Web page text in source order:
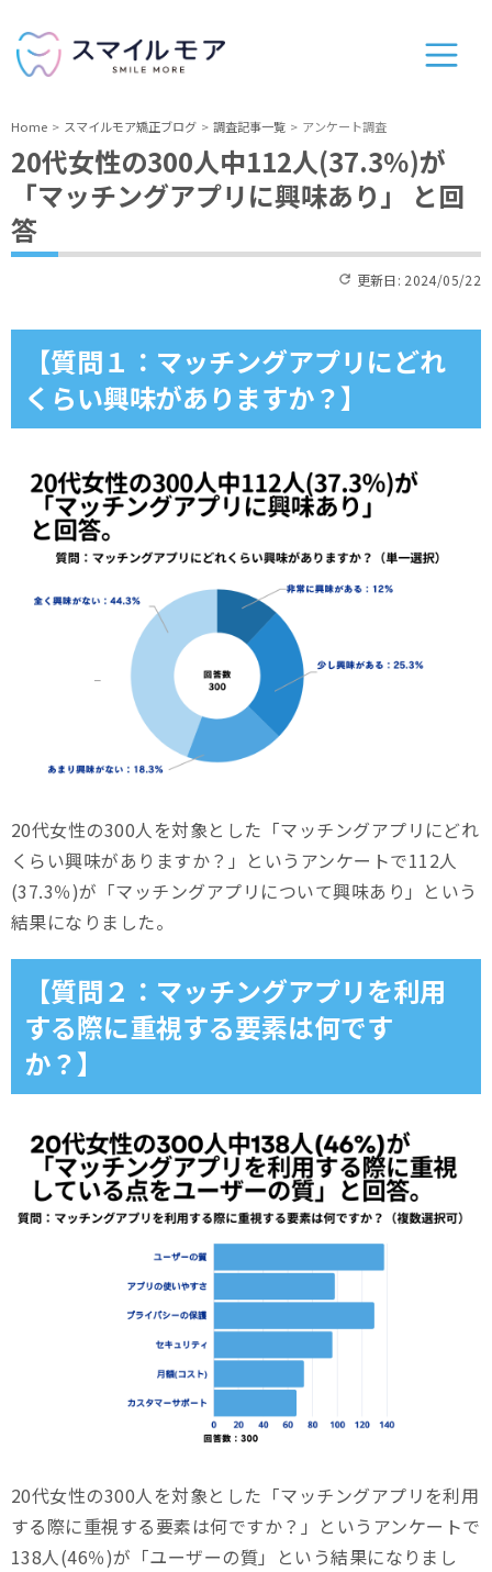
Home スマイルモア矯正ブログ 調査記事一覧 アンケート調査
20代女性の300人中112人(37.3％)が
「マッチングアプリに興味あり」 と回
答
更新日: 2024/05/22
【質問１：マッチングアプリにどれ
くらい興味がありますか？】
20代女性の300人を対象とした「マッチングアプリにどれ
くらい興味がありますか？」というアンケートで112人
(37.3％)が「マッチングアプリについて興味あり」という
結果になりました。
【質問２：マッチングアプリを利用
する際に重視する要素は何です
か？】
20代女性の300人を対象とした「マッチングアプリを利用
する際に重視する要素は何ですか？」というアンケートで
138人(46％)が「ユーザーの質」という結果になりまし